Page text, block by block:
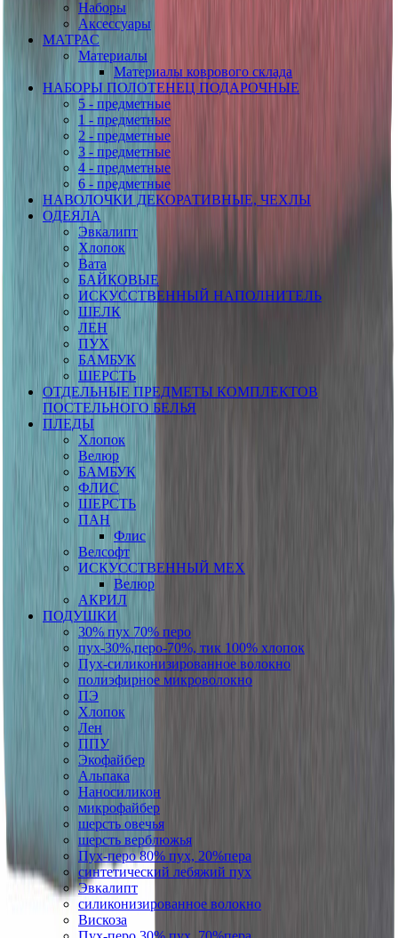
Наборы
Аксессуары
МАТРАС
Материалы
Материалы коврового склада
НАБОРЫ ПОЛОТЕНЕЦ ПОДАРОЧНЫЕ
5 - предметные
1 - предметные
2 - предметные
3 - предметные
4 - предметные
6 - предметные
НАВОЛОЧКИ ДЕКОРАТИВНЫЕ, ЧЕХЛЫ
ОДЕЯЛА
Эвкалипт
Хлопок
Вата
БАЙКОВЫЕ
ИСКУССТВЕННЫЙ НАПОЛНИТЕЛЬ
ШЕЛК
ЛЕН
ПУХ
БАМБУК
ШЕРСТЬ
ОТДЕЛЬНЫЕ ПРЕДМЕТЫ КОМПЛЕКТОВ
ПОСТЕЛЬНОГО БЕЛЬЯ
ПЛЕДЫ
Хлопок
Велюр
БАМБУК
ФЛИС
ШЕРСТЬ
ПАН
Флис
Велсофт
ИСКУССТВЕННЫЙ МЕХ
Велюр
АКРИЛ
ПОДУШКИ
30% пух 70% перо
пух-30%,перо-70%, тик 100% хлопок
Пух-силиконизированное волокно
полиэфирное микроволокно
ПЭ
Хлопок
Лен
ППУ
Экофайбер
Альпака
Наносиликон
микрофайбер
шерсть овечья
шерсть верблюжья
Пух-перо 80% пух, 20%пера
синтетический лебяжий пух
Эвкалипт
силиконизированное волокно
Вискоза